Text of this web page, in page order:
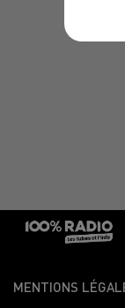
MENTIONS